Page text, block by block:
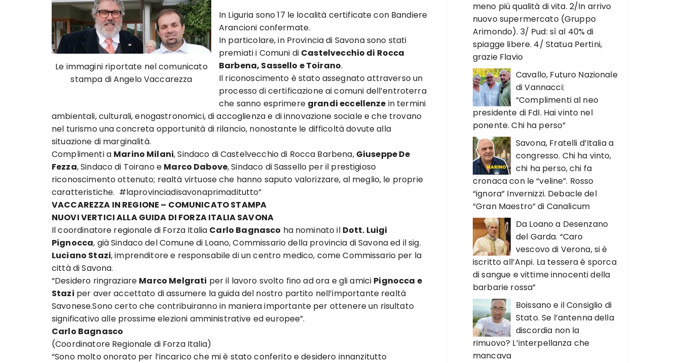
Le immagini riportate nel comunicato
stampa di Angelo Vaccarezza
In Liguria sono 17 le località certificate con Bandiere
Arancioni confermate.
In particolare, in Provincia di Savona sono stati
premiati i Comuni di Castelvecchio di Rocca
Barbena, Sassello e Toirano.
Il riconoscimento è stato assegnato attraverso un
processo di certificazione ai comuni dell’entroterra
che sanno esprimere grandi eccellenze in termini
ambientali, culturali, enogastronomici, di accoglienza e di innovazione sociale e che trovano
nel turismo una concreta opportunità di rilancio, nonostante le difficoltà dovute alla
situazione di marginalità.
Complimenti a Marino Milani, Sindaco di Castelvecchio di Rocca Barbena, Giuseppe De
Fezza, Sindaco di Toirano e Marco Dabove, Sindaco di Sassello per il prestigioso
riconoscimento ottenuto; realtà virtuose che hanno saputo valorizzare, al meglio, le proprie
caratteristiche. #laprovinciadisavonaprimaditutto”
VACCAREZZA IN REGIONE – COMUNICATO STAMPA
NUOVI VERTICI ALLA GUIDA DI FORZA ITALIA SAVONA
Il coordinatore regionale di Forza Italia Carlo Bagnasco ha nominato il Dott. Luigi
Pignocca, già Sindaco del Comune di Loano, Commissario della provincia di Savona ed il sig.
Luciano Stazi, imprenditore e responsabile di un centro medico, come Commissario per la
città di Savona.
“Desidero ringraziare Marco Melgrati per il lavoro svolto fino ad ora e gli amici Pignocca e
Stazi per aver accettato di assumere la guida del nostro partito nell’importante realtà
Savonese.Sono certo che contribuiranno in maniera importante per ottenere un risultato
significativo alle prossime elezioni amministrative ed europee”.
Carlo Bagnasco
(Coordinatore Regionale di Forza Italia)
“Sono molto onorato per l’incarico che mi è stato conferito e desidero innanzitutto
meno più qualità di vita. 2/In arrivo
nuovo supermercato (Gruppo
Arimondo). 3/ Pud: sì al 40% di
spiagge libere. 4/ Statua Pertini,
grazie Flavio
Cavallo, Futuro Nazionale
di Vannacci:
“Complimenti al neo
presidente di FdI. Hai vinto nel
ponente. Chi ha perso”
Savona, Fratelli d’Italia a
congresso. Chi ha vinto,
chi ha perso, chi fa
cronaca con le “veline”. Rosso
“ignora” Invernizzi. Debacle del
“Gran Maestro” di Canalicum
Da Loano a Desenzano
del Garda. “Caro
vescovo di Verona, si è
iscritto all’Anpi. La tessera è sporca
di sangue e vittime innocenti della
barbarie rossa”
Boissano e il Consiglio di
Stato. Se l’antenna della
discordia non la
rimuovo? L’interpellanza che
mancava